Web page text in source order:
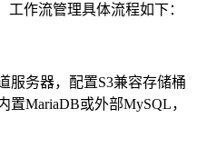
工作流管理具体流程如下：
服务器，配置S3兼容存储桶
MariaDB或外部MySQL，